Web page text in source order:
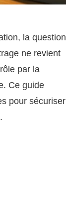
la question
ne revient
par la
Ce guide
pour sécuriser